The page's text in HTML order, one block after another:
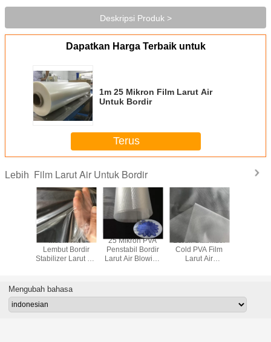
Deskripsi Produk >
Dapatkan Harga Terbaik untuk
1m 25 Mikron Film Larut Air
Untuk Bordir
Terus
Lebih Film Larut Air Untuk Bordir
Mesin PVA
Lembut Bordir
Stabilizer Larut Air
25 Mikron PVA
Penstabil Bordir
Larut Air Blowing
Bordir Stabilizer
Cold PVA Film
Larut Air
Mengubah bahasa